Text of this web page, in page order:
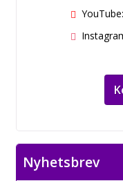
YouTube:
Nyhetsbrev